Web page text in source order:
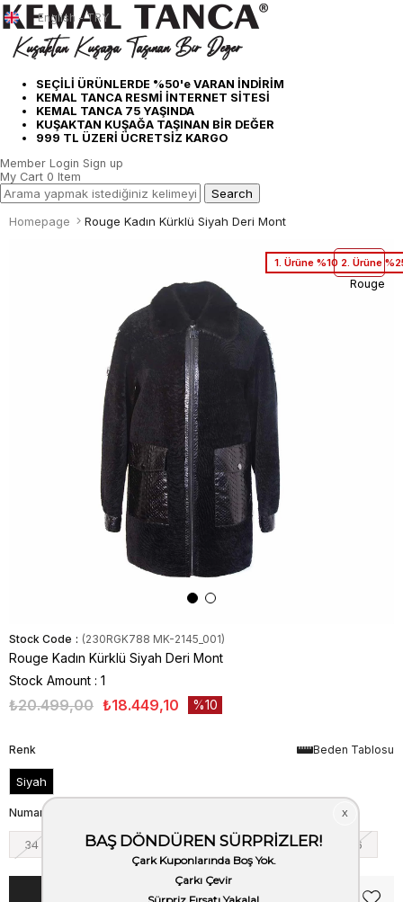
SEÇİLİ ÜRÜNLERDE %50'e VARAN İNDİRİM
KEMAL TANCA RESMİ İNTERNET SİTESİ
KEMAL TANCA 75 YAŞINDA
KUŞAKTAN KUŞAĞA TAŞINAN BİR DEĞER
999 TL ÜZERİ ÜCRETSİZ KARGO
English - TRY
Member Login Sign up
My Cart 0 Item
Homepage Rouge Kadın Kürklü Siyah Deri Mont
1. Ürüne %10 2. Ürüne
Rouge
Stock Code (230RGK788 MK-2145_001)
Rouge Kadın Kürklü Siyah Deri Mont
Stock Amount : 1
₺20.499,00 ₺18.449,10 10
Beden Tablosu
Renk
Siyah
Numara
34 36 38 40 42 44 46